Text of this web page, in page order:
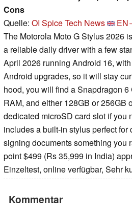
Cons
Quelle: OI Spice Tech News
The Motorola Moto G Stylus 2026
a reliable daily driver with a few
April 2026 running Android 16,
Android upgrades, so it will stay
hood, you will find a Snapdragon
RAM, and either 128GB or 256GB
dedicated microSD card slot if you
includes a built-in stylus perfect
signing documents something you
point $499 (Rs 35,999 in India)
Einzeltest, online verfügbar, Sehr
Kommentar